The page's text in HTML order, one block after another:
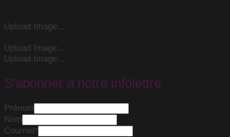
Upload Image...
Upload Image...
Upload Image...
S'abonner à notre infolettre
Prénom
Nom
Courriel*